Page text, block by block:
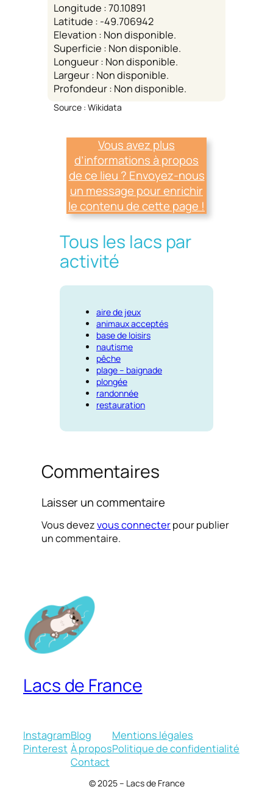
Longitude : 70.10891
Latitude : -49.706942
Elevation : Non disponible.
Superficie : Non disponible.
Longueur : Non disponible.
Largeur : Non disponible.
Profondeur : Non disponible.
Source : Wikidata
Vous avez plus
d’informations à propos
de ce lieu ? Envoyez-nous
un message pour enrichir
le contenu de cette page !
Tous les lacs par
activité
aire de jeux
animaux acceptés
base de loisirs
nautisme
pêche
plage – baignade
plongée
randonnée
restauration
Commentaires
Laisser un commentaire
Vous devezvous connecterpour publier
un commentaire.
Lacs de France
Instagram
Pinterest
Blog
À propos
Contact
Mentions légales
Politique de confidentialité
© 2025 – Lacs de France